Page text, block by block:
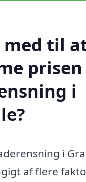
med til
prisen
i
i
af flere